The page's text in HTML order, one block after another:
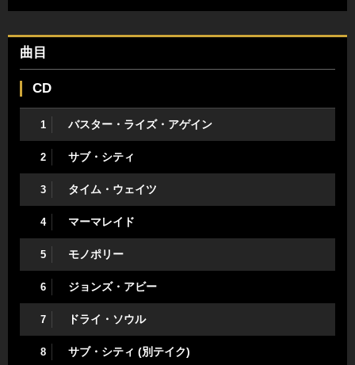
曲目
CD
1 バスター・ライズ・アゲイン
2 サブ・シティ
3 タイム・ウェイツ
4 マーマレイド
5 モノポリー
6 ジョンズ・アビー
7 ドライ・ソウル
8 サブ・シティ (別テイク)